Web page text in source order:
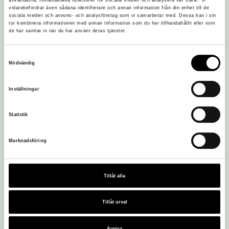
vidarebefordrar även sådana identifierare och annan information från din enhet till de
sociala medier och annons- och analysföretag som vi samarbetar med. Dessa kan i sin
tur kombinera informationen med annan information som du har tillhandahållit eller som
de har samlat in när du har använt deras tjänster.
Nödvändig
Inställningar
Statistik
Marknadsföring
Tillåt alla
Tillåt urval
605 97 Norrköping